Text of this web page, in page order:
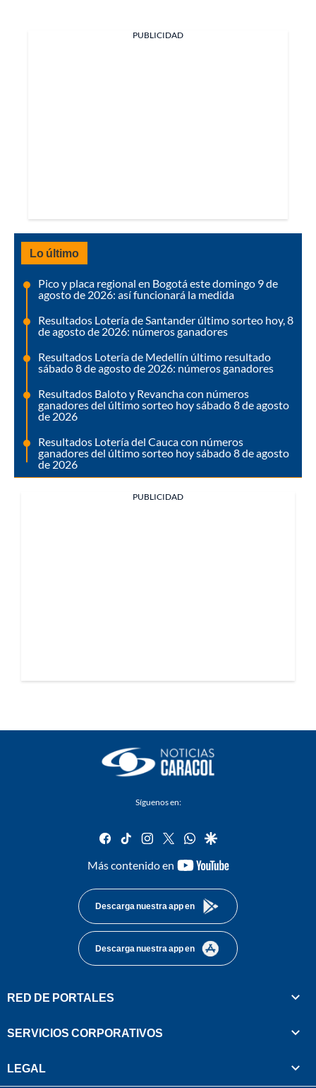
PUBLICIDAD
Lo último
Pico y placa regional en Bogotá este domingo 9 de
agosto de 2026: así funcionará la medida
Resultados Lotería de Santander último sorteo hoy, 8
de agosto de 2026: números ganadores
Resultados Lotería de Medellín último resultado
sábado 8 de agosto de 2026: números ganadores
Resultados Baloto y Revancha con números
ganadores del último sorteo hoy sábado 8 de agosto
de 2026
Resultados Lotería del Cauca con números
ganadores del último sorteo hoy sábado 8 de agosto
de 2026
PUBLICIDAD
Síguenos en:
facebook
tiktok instagram
twitterwhatsapp
google
Más contenido en
youtube-
Descarga nuestra app en
Descarga nuestra app en
RED DE PORTALES
SERVICIOS CORPORATIVOS
LEGAL